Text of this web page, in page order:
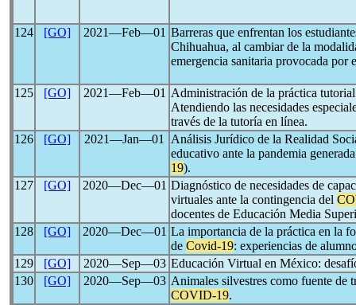
124 [GO] 2021―Feb―01 Barreras que enfrentan los
Chihuahua, al cambiar de la
emergencia sanitaria provocada por
125 [GO] 2021―Feb―01 Administración de la práctica
Atendiendo las necesidades
través de la tutoría en línea.
126
[GO] 2021―Jan―01
Análisis Jurídico de la Realidad
educativo ante la pandemia
19).
127
[GO] 2020―Dec―01 Diagnóstico de necesidades de
virtuales ante la contingencia del
docentes de Educación Media
128
[GO] 2020―Dec―01 La importancia de la práctica en la
de Covid-19: experiencias de
129
[GO] 2020―Sep―03 Educación Virtual en México:
130
[GO] 2020―Sep―03 Animales silvestres como fuente de
COVID-19.